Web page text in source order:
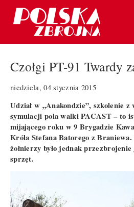
Czołgi PT-91 Twardy
niedziela, 04 stycznia 2015
Udział w „Anakondzie”, szkolenie
symulacji pola walki PACAST – to
mijającego roku w 9 Brygadzie
Króla Stefana Batorego z
żołnierzy było jednak
sprzęt.